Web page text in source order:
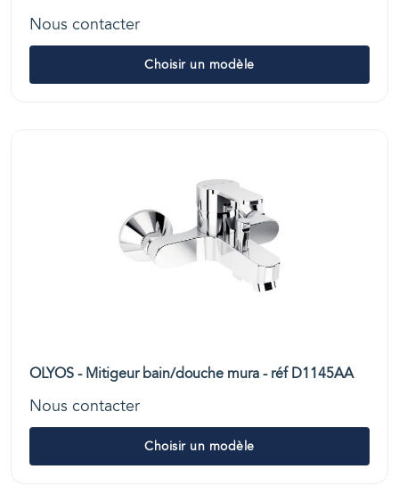
Nous contacter
Choisir un modèle
OLYOS - Mitigeur bain/douche mura - réf D1145AA
Nous contacter
Choisir un modèle